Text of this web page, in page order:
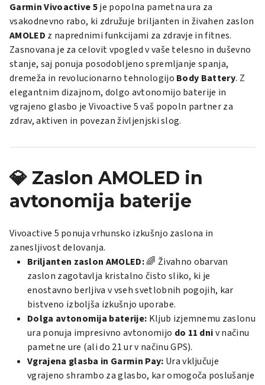
Garmin Vivoactive 5je popolna pametna ura za
vsakodnevno rabo, ki združuje briljanten in živahen zaslon
AMOLED z naprednimi funkcijami za zdravje in fitnes.
Zasnovana je za celovit vpogled v vaše telesno in duševno
stanje, saj ponuja posodobljeno spremljanje spanja,
dremeža in revolucionarno tehnologijo Body Battery. Z
elegantnim dizajnom, dolgo avtonomijo baterije in
vgrajeno glasbo je Vivoactive 5 vaš popoln partner za
zdrav, aktiven in povezan življenjski slog.
💎 Zaslon AMOLED in
avtonomija baterije
Vivoactive 5 ponuja vrhunsko izkušnjo zaslona in
zanesljivost delovanja.
Briljanten zaslon AMOLED:🌈 Živahno obarvan
zaslon zagotavlja kristalno čisto sliko, ki je
enostavno berljiva v vseh svetlobnih pogojih, kar
bistveno izboljša izkušnjo uporabe.
Dolga avtonomija baterije: Kljub izjemnemu zaslonu
ura ponuja impresivno avtonomijo do 11 dniv načinu
pametne ure (ali do 21 ur v načinu GPS).
Vgrajena glasba in Garmin Pay: Ura vključuje
vgrajeno shrambo za glasbo, kar omogoča poslušanje